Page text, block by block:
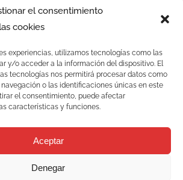
el consentimiento
cookies
experiencias, utilizamos tecnologías como las
y/o acceder a la información del dispositivo. El
tecnologías nos permitirá procesar datos como
o las identificaciones únicas en este
el consentimiento, puede afectar
características y funciones.
Aceptar
Denegar
31 -37
Espagne
Services
Solutions